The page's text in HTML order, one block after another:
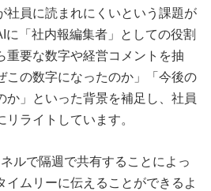
社員に読まれにくいという課題が
に「社内報編集者」としての役割
重要な数字や経営コメントを抽
この数字になったのか」「今後の
か」といった背景を補足し、社員
ライトしています。
ルで隔週で共有することによっ
イムリーに伝えることができるよ